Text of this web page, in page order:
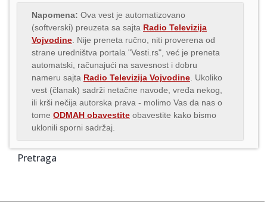
Napomena: Ova vest je automatizovano
(softverski) preuzeta sa sajta Radio Televizija
Vojvodine . Nije preneta ručno, niti proverena od
strane uredništva portala "Vesti.rs", već je preneta
automatski, računajući na savesnost i dobru
nameru sajta Radio Televizija Vojvodine . Ukoliko
vest (članak) sadrži netačne navode, vređa nekog,
ili krši nečija autorska prava - molimo Vas da nas o
tome ODMAH obavestite obavestite kako bismo
uklonili sporni sadržaj.
Pretraga